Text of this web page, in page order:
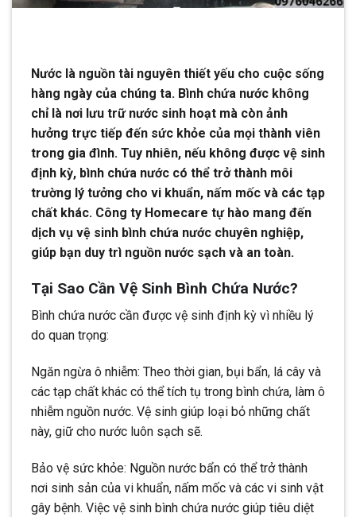
Nước là nguồn tài nguyên thiết yếu cho cuộc sống
hàng ngày của chúng ta. Bình chứa nước không
chỉ là nơi lưu trữ nước sinh hoạt mà còn ảnh
hưởng trực tiếp đến sức khỏe của mọi thành viên
trong gia đình. Tuy nhiên, nếu không được vệ sinh
định kỳ, bình chứa nước có thể trở thành môi
trường lý tưởng cho vi khuẩn, nấm mốc và các tạp
chất khác. Công ty Homecare tự hào mang đến
dịch vụ vệ sinh bình chứa nước chuyên nghiệp,
giúp bạn duy trì nguồn nước sạch và an toàn.
Tại Sao Cần Vệ Sinh Bình Chứa Nước?
Bình chứa nước cần được vệ sinh định kỳ vì nhiều lý
do quan trọng:
Ngăn ngừa ô nhiễm: Theo thời gian, bụi bẩn, lá cây và
các tạp chất khác có thể tích tụ trong bình chứa, làm ô
nhiễm nguồn nước. Vệ sinh giúp loại bỏ những chất
này, giữ cho nước luôn sạch sẽ.
Bảo vệ sức khỏe: Nguồn nước bẩn có thể trở thành
nơi sinh sản của vi khuẩn, nấm mốc và các vi sinh vật
gây bệnh. Việc vệ sinh bình chứa nước giúp tiêu diệt